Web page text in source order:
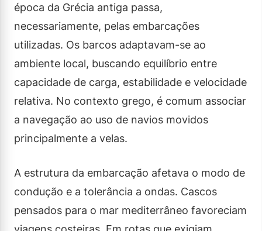
época da Grécia antiga passa,
necessariamente, pelas embarcações
utilizadas. Os barcos adaptavam-se ao
ambiente local, buscando equilíbrio entre
capacidade de carga, estabilidade e velocidade
relativa. No contexto grego, é comum associar
a navegação ao uso de navios movidos
principalmente a velas.
A estrutura da embarcação afetava o modo de
condução e a tolerância a ondas. Cascos
pensados para o mar mediterrâneo favoreciam